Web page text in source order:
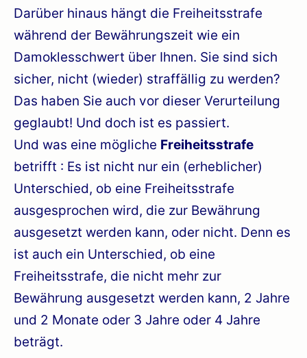
Darüber hinaus hängt die Freiheitsstrafe
während der Bewährungszeit wie ein
Damoklesschwert über Ihnen. Sie sind sich
sicher, nicht (wieder) straffällig zu werden?
Das haben Sie auch vor dieser Verurteilung
geglaubt! Und doch ist es passiert.
Und was eine mögliche Freiheitsstrafe
betrifft : Es ist nicht nur ein (erheblicher)
Unterschied, ob eine Freiheitsstrafe
ausgesprochen wird, die zur Bewährung
ausgesetzt werden kann, oder nicht. Denn es
ist auch ein Unterschied, ob eine
Freiheitsstrafe, die nicht mehr zur
Bewährung ausgesetzt werden kann, 2 Jahre
und 2 Monate oder 3 Jahre oder 4 Jahre
beträgt.